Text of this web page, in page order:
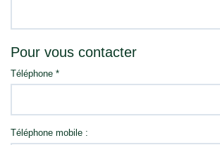
Pour vous contacter
Téléphone *
Téléphone mobile :